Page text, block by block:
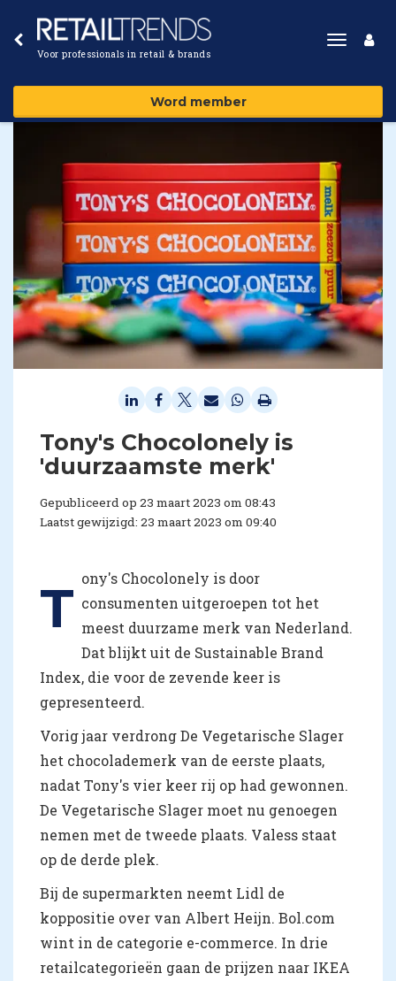
Voor professionals in retail & brands
Toggle
Word member
Tony's Chocolonely is
'duurzaamste merk'
Gepubliceerd op 23 maart 2023 om 08:43
Laatst gewijzigd: 23 maart 2023 om 09:40
T ony's Chocolonely is door
consumenten uitgeroepen tot het
meest duurzame merk van Nederland.
Dat blijkt uit de Sustainable Brand
Index, die voor de zevende keer is
gepresenteerd.
Vorig jaar verdrong De Vegetarische Slager
het chocolademerk van de eerste plaats,
nadat Tony's vier keer rij op had gewonnen.
De Vegetarische Slager moet nu genoegen
nemen met de tweede plaats. Valess staat
op de derde plek.
Bij de supermarkten neemt Lidl de
koppositie over van Albert Heijn. Bol.com
wint in de categorie e-commerce. In drie
retailcategorieën gaan de prijzen naar IKEA